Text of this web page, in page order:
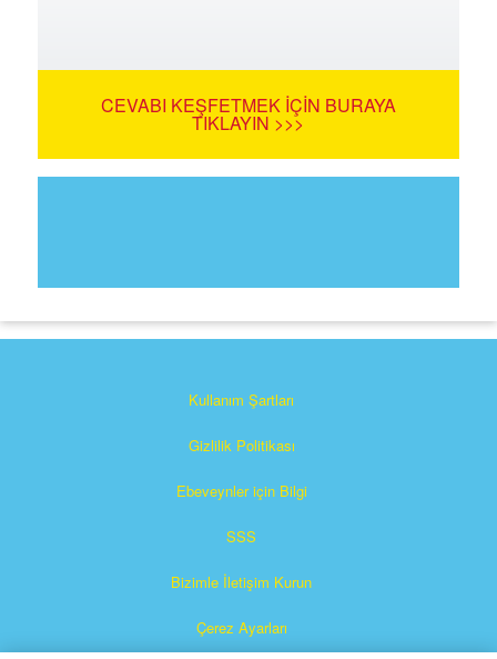
CEVABI KEŞFETMEK İÇIN BURAYA
TIKLAYIN >>>
Kullanım Şartları
Gizlilik Politikası
Ebeveynler için Bilgi
SSS
Bizimle İletişim Kurun
Çerez Ayarları